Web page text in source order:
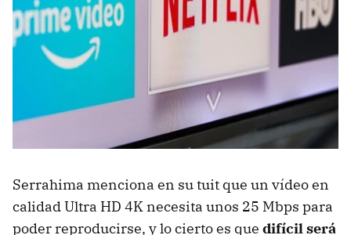
Serrahima menciona en su tuit que un vídeo en
calidad Ultra HD 4K necesita unos 25 Mbps para
poder reproducirse, y lo cierto es que difícil será